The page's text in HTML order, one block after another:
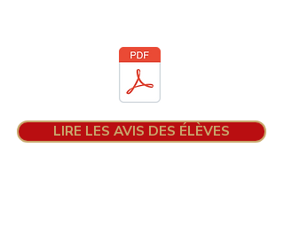
LIRE LES AVIS DES ÉLÈVES